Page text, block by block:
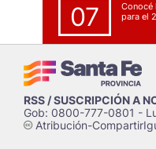
07
Conocé
para el
RSS / SUSCRIPCIÓN A
Gob: 0800-777-0801 -
cAtribución-